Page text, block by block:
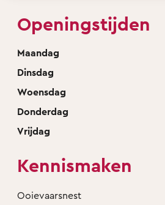
Openingstijden
Maandag
Dinsdag
Woensdag
Donderdag
Vrijdag
Kennismaken
Ooievaarsnest